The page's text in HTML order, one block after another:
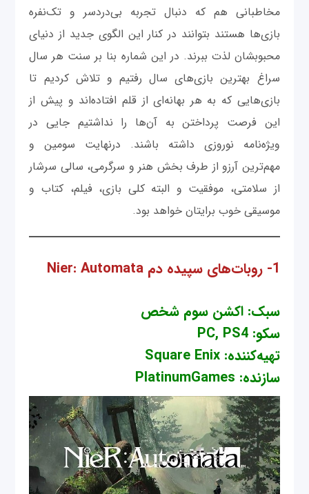
مخاطبانی هم که دنبال تجربه بی‌دردسر و تک‌نفره
بازی‌ها هستند بتوانند در کنار این الگوی جدید از دنیای
محبوبشان لذت ببرند. در این شماره بنا بر سنت هر سال
سراغ بهترین بازی‌های سال رفتیم و تلاش کردیم تا
بازی‌هایی که به هر بهانه‌ای از قلم افتاده‌‌اند و پیش از
این فرصت پرداختن به آن‌ها را نداشتیم جایی در
ویژه‌نامه نوروزی داشته باشند. درنهایت سومین و
مهم‌ترین آرزو از طرف بخش هنر و سرگرمی، سالی سرشار
از سلامتی، موفقیت و البته کلی بازی، فیلم، کتاب و
موسیقی خوب برایتان خواهد بود.
1- روبات‌های سپیده دم Nier: Automata
سبک: اکشن سوم شخص
سکو: PC, PS4
تهیه‌کننده: Square Enix
سازنده: PlatinumGames